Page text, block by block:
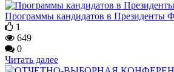
Программы кандидатов в Президенты
1
649
0
Читать далее